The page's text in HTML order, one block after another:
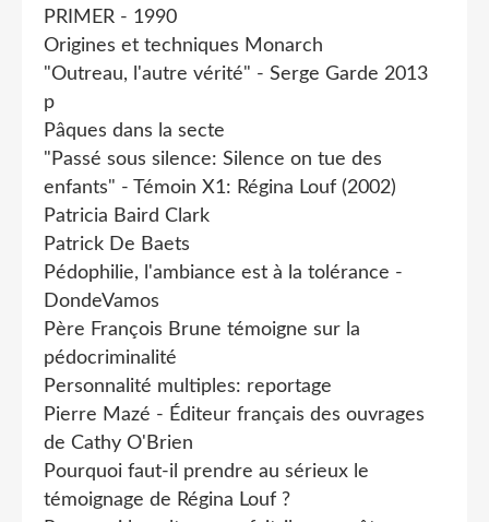
PRIMER - 1990
Origines et techniques Monarch
"Outreau, l'autre vérité" - Serge Garde 2013
p
Pâques dans la secte
"Passé sous silence: Silence on tue des
enfants" - Témoin X1: Régina Louf (2002)
Patricia Baird Clark
Patrick De Baets
Pédophilie, l'ambiance est à la tolérance -
DondeVamos
Père François Brune témoigne sur la
pédocriminalité
Personnalité multiples: reportage
Pierre Mazé - Éditeur français des ouvrages
de Cathy O'Brien
Pourquoi faut-il prendre au sérieux le
témoignage de Régina Louf ?